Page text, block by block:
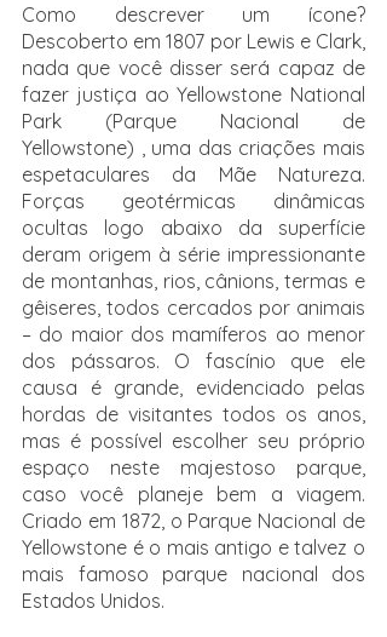
Como descrever um ícone?
Descoberto em 1807 por Lewis e Clark,
nada que você disser será capaz de
fazer justiça ao Yellowstone National
Park (Parque Nacional de
Yellowstone) , uma das criações mais
espetaculares da Mãe Natureza.
Forças geotérmicas dinâmicas
ocultas logo abaixo da superfície
deram origem à série impressionante
de montanhas, rios, cânions, termas e
gêiseres, todos cercados por animais
– do maior dos mamíferos ao menor
dos pássaros. O fascínio que ele
causa é grande, evidenciado pelas
hordas de visitantes todos os anos,
mas é possível escolher seu próprio
espaço neste majestoso parque,
caso você planeje bem a viagem.
Criado em 1872, o Parque Nacional de
Yellowstone é o mais antigo e talvez o
mais famoso parque nacional dos
Estados Unidos.